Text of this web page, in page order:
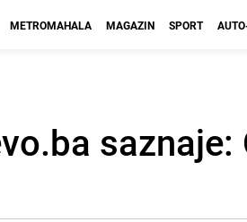
METROMAHALA MAGAZIN SPORT